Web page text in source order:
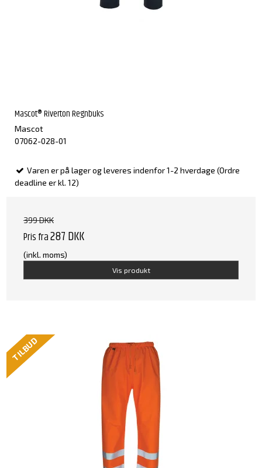
Mascot® Riverton Regnbuks
Mascot
07062-028-01
Varen er på lager og leveres indenfor 1-2 hverdage (Ordre
deadline er kl. 12)
399 DKK
Pris fra287 DKK
(inkl. moms)
Vis produkt
TILBUD